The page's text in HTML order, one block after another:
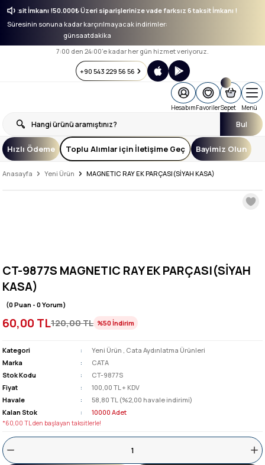
6 taksit İmkanı !50.000₺ Üzeri siparişlerinize vade farksız 6 taksit İmkanı !
Süresinin sonuna kadar karçırılmayacak indirimler:
günsaatdakika
7:00 den 24:00’e kadar her gün hizmet veriyoruz.
+90 543 229 56 56
Bul
HesabımFavorilerSepet Menü
Hızlı Ödeme Toplu Alımlar için İletişime Geç Bayimiz Olun
Anasayfa Yeni Ürün MAGNETIC RAY EK PARÇASI(SİYAH KASA)
CT-9877S MAGNETIC RAY EK PARÇASI(SİYAH
KASA)
(0 Puan - 0 Yorum)
60,00 TL120,00 TL %50İndirim
Kategori Yeni Ürün , Cata Aydınlatma Ürünleri
Marka
CATA
Stok Kodu
CT-9877S
Fiyat
100,00 TL + KDV
Havale
58,80 TL (%2,00 havale indirimi)
Kalan Stok
10000 Adet
*60,00 TL den başlayan taksitlerle!